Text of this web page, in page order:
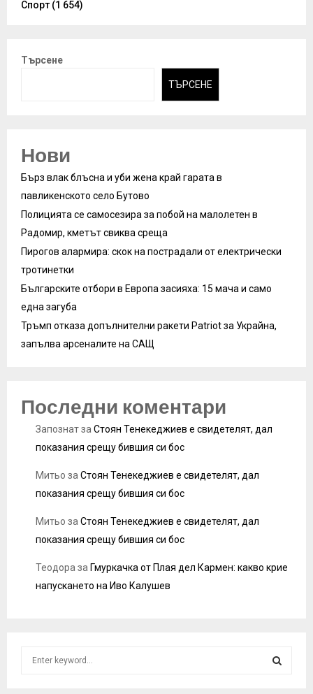
Спорт (1 654)
Търсене
ТЪРСЕНЕ
Нови
Бърз влак блъсна и уби жена край гарата в
павликенското село Бутово
Полицията се самосезира за побой на малолетен в
Радомир, кметът свиква среща
Пирогов алармира: скок на пострадали от електрически
тротинетки
Българските отбори в Европа засияха: 15 мача и само
една загуба
Тръмп отказа допълнителни ракети Patriot за Украйна,
запълва арсеналите на САЩ
Последни коментари
ЗапознатзаСтоян Тенекеджиев е свидетелят, дал
показания срещу бившия си бос
Митьо заСтоян Тенекеджиев е свидетелят, дал
показания срещу бившия си бос
Митьо заСтоян Тенекеджиев е свидетелят, дал
показания срещу бившия си бос
Теодораза Гмуркачка от Плая дел Кармен: какво крие
напускането на Иво Калушев